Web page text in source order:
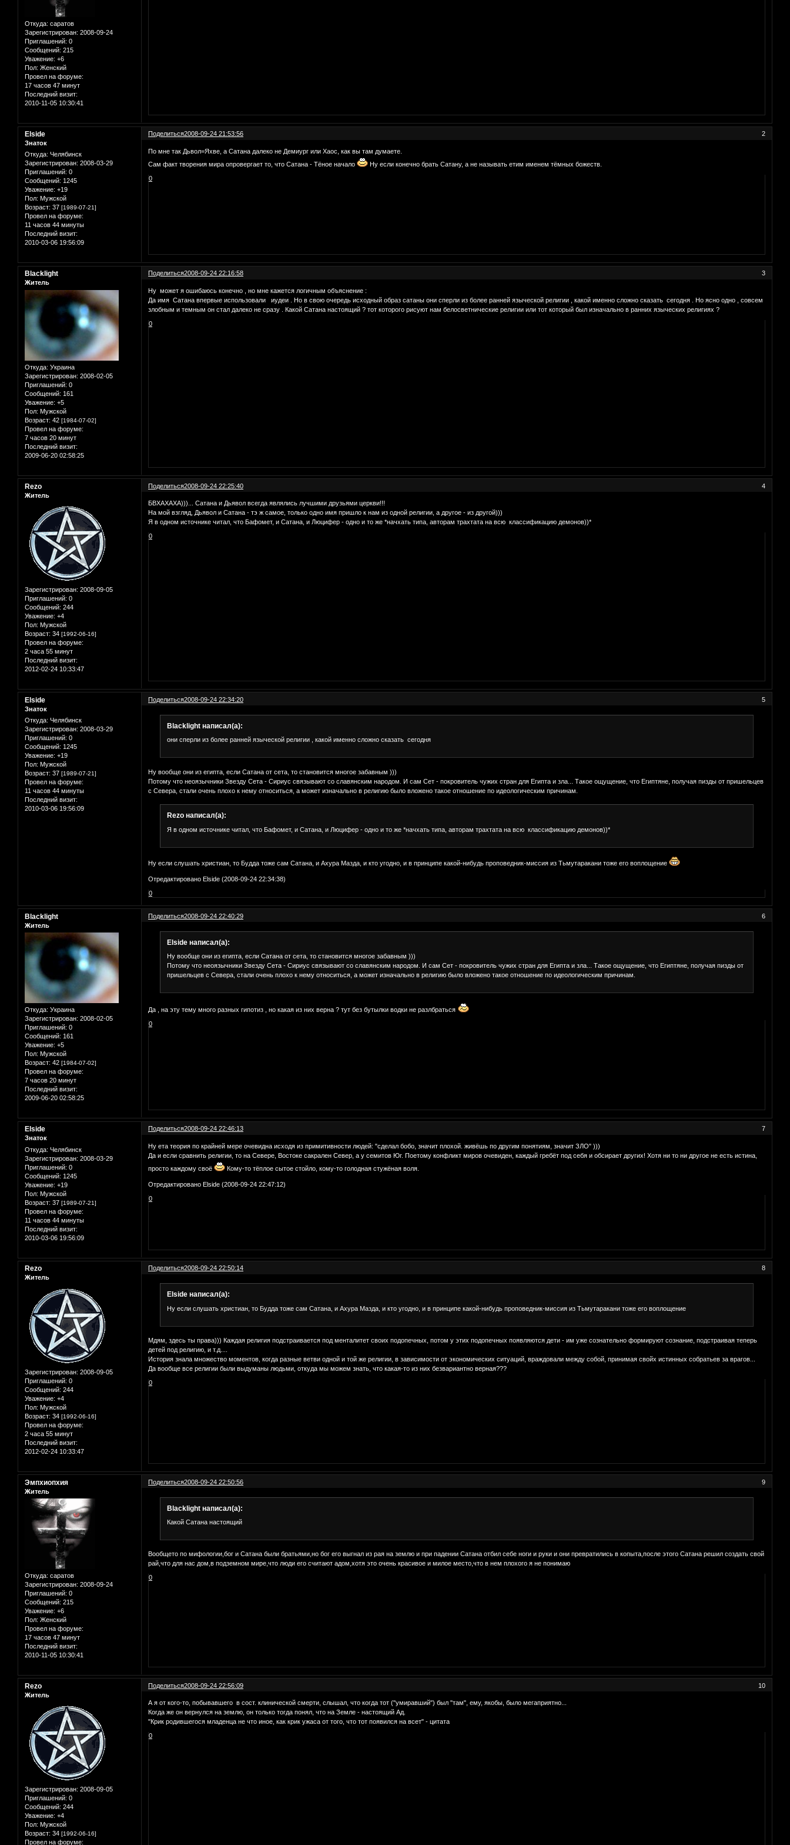
Откуда: саратов
Зарегистрирован: 2008-09-24
Приглашений: 0
Сообщений: 215
Уважение: +6
Пол: Женский
Провел на форуме:
17 часов 47 минут
Последний визит:
2010-11-05 10:30:41
Поделиться 2
2008-09-24 21:53:56
Elside
Знаток
Откуда: Челябинск
Зарегистрирован: 2008-03-29
Приглашений: 0
Сообщений: 1245
Уважение: +19
Пол: Мужской
Возраст: 37 [1989-07-21]
Провел на форуме:
11 часов 44 минуты
Последний визит:
2010-03-06 19:56:09
По мне так Дьвол=Яхве, а Сатана далеко не Демиург или Хаос, как вы там думаете.
Сам факт творения мира опровергает то, что Сатана - Тёное начало
Ну если конечно брать Сатану, а не называть етим именем тёмных божеств.
0
Поделиться 3
2008-09-24 22:16:58
Blacklight
Житель
Откуда: Украина
Зарегистрирован: 2008-02-05
Приглашений: 0
Сообщений: 161
Уважение: +5
Пол: Мужской
Возраст: 42 [1984-07-02]
Провел на форуме:
7 часов 20 минут
Последний визит:
2009-06-20 02:58:25
Ну может я ошибаюсь конечно , но мне кажется логичным объяснение :
Да имя Сатана впервые использовали иудеи . Но в свою очередь исходный образ сатаны они сперли из более ранней языческой религии , какой именно сложно сказать сегодня . Но ясно одно , совсем
злобным и темным он стал далеко не сразу . Какой Сатана настоящий ? тот которого рисуют нам белосветнические религии или тот который был изначально в ранних языческих религиях ?
0
Поделиться 4
2008-09-24 22:25:40
Rezo
Житель
Зарегистрирован: 2008-09-05
Приглашений: 0
Сообщений: 244
Уважение: +4
Пол: Мужской
Возраст: 34 [1992-06-16]
Провел на форуме:
2 часа 55 минут
Последний визит:
2012-02-24 10:33:47
БВХАХАХА)))... Сатана и Дьявол всегда являлись лучшими друзьями церкви!!!
На мой взгляд, Дьявол и Сатана - тэ ж самое, только одно имя пришло к нам из одной религии, а другое - из другой)))
Я в одном источнике читал, что Бафомет, и Сатана, и Люцифер - одно и то же *начхать типа, авторам трахтата на всю классификацию демонов))*
0
Поделиться 5
2008-09-24 22:34:20
Elside
Знаток
Откуда: Челябинск
Зарегистрирован: 2008-03-29
Приглашений: 0
Сообщений: 1245
Уважение: +19
Пол: Мужской
Возраст: 37 [1989-07-21]
Провел на форуме:
11 часов 44 минуты
Последний визит:
2010-03-06 19:56:09
Blacklight написал(а):
они сперли из более ранней языческой религии , какой именно сложно сказать сегодня
Ну вообще они из египта, если Сатана от сета, то становится многое забавным )))
Потому что неоязычники Звезду Сета - Сириус связывают со славянским народом. И сам Сет - покровитель чужих стран для Египта и зла... Такое ощущение, что Египтяне, получая пизды от пришельцев
с Севера, стали очень плохо к нему относиться, а может изначально в религию было вложено такое отношение по идеологическим причинам.
Rezo написал(а):
Я в одном источнике читал, что Бафомет, и Сатана, и Люцифер - одно и то же *начхать типа, авторам трахтата на всю классификацию демонов))*
Ну если слушать христиан, то Будда тоже сам Сатана, и Ахура Мазда, и кто угодно, и в принципе какой-нибудь проповедник-миссия из Тьмутаракани тоже его воплощение
Отредактировано Elside (2008-09-24 22:34:38)
0
Поделиться 6
2008-09-24 22:40:29
Blacklight
Житель
Откуда: Украина
Зарегистрирован: 2008-02-05
Приглашений: 0
Сообщений: 161
Уважение: +5
Пол: Мужской
Возраст: 42 [1984-07-02]
Провел на форуме:
7 часов 20 минут
Последний визит:
2009-06-20 02:58:25
Elside написал(а):
Ну вообще они из египта, если Сатана от сета, то становится многое забавным )))
Потому что неоязычники Звезду Сета - Сириус связывают со славянским народом. И сам Сет - покровитель чужих стран для Египта и зла... Такое ощущение, что Египтяне, получая пизды от
пришельцев с Севера, стали очень плохо к нему относиться, а может изначально в религию было вложено такое отношение по идеологическим причинам.
Да , на эту тему много разных гипотиз , но какая из них верна ? тут без бутылки водки не разлбраться
0
Поделиться 7
2008-09-24 22:46:13
Elside
Знаток
Откуда: Челябинск
Зарегистрирован: 2008-03-29
Приглашений: 0
Сообщений: 1245
Уважение: +19
Пол: Мужской
Возраст: 37 [1989-07-21]
Провел на форуме:
11 часов 44 минуты
Последний визит:
2010-03-06 19:56:09
Ну ета теория по крайней мере очевидна исходя из примитивности людей: "сделал бобо, значит плохой. живёшь по другим понятиям, значит ЗЛО" )))
Да и если сравнить религии, то на Севере, Востоке сакрален Север, а у семитов Юг. Поетому конфликт миров очевиден, каждый гребёт под себя и обсирает других! Хотя ни то ни другое не есть истина,
просто каждому своё
Кому-то тёплое сытое стойло, кому-то голодная стужёная воля.
Отредактировано Elside (2008-09-24 22:47:12)
0
Поделиться 8
2008-09-24 22:50:14
Rezo
Житель
Зарегистрирован: 2008-09-05
Приглашений: 0
Сообщений: 244
Уважение: +4
Пол: Мужской
Возраст: 34 [1992-06-16]
Провел на форуме:
2 часа 55 минут
Последний визит:
2012-02-24 10:33:47
Elside написал(а):
Ну если слушать христиан, то Будда тоже сам Сатана, и Ахура Мазда, и кто угодно, и в принципе какой-нибудь проповедник-миссия из Тьмутаракани тоже его воплощение
Мдям, здесь ты права))) Каждая религия подстраивается под менталитет своих подопечных, потом у этих подопечных появляются дети - им уже сознательно формируют сознание, подстраивая теперь
детей под религию, и т.д....
История знала множество моментов, когда разные ветви одной и той же религии, в зависимости от экономических ситуаций, враждовали между собой, принимая свойх истинных собратьев за врагов...
Да вообще все религии были выдуманы людьми, откуда мы можем знать, что какая-то из них безвариантно верная???
0
Поделиться 9
2008-09-24 22:50:56
Эмпхиопхия
Житель
Откуда: саратов
Зарегистрирован: 2008-09-24
Приглашений: 0
Сообщений: 215
Уважение: +6
Пол: Женский
Провел на форуме:
17 часов 47 минут
Последний визит:
2010-11-05 10:30:41
Blacklight написал(а):
Какой Сатана настоящий
Вообщето по мифологии,бог и Сатана были братьями,но бог его выгнал из рая на землю и при падении Сатана отбил себе ноги и руки и они превратились в копыта,после этого Сатана решил создать свой
рай,что для нас дом,в подземном мире,что люди его считают адом,хотя это очень красивое и милое место,что в нем плохого я не понимаю
0
Поделиться 10
2008-09-24 22:56:09
Rezo
Житель
Зарегистрирован: 2008-09-05
Приглашений: 0
Сообщений: 244
Уважение: +4
Пол: Мужской
Возраст: 34 [1992-06-16]
Провел на форуме:
А я от кого-то, побывавшего в сост. клинической смерти, слышал, что когда тот ("умиравший") был "там", ему, якобы, было мегаприятно...
Когда же он вернулся на землю, он только тогда понял, что на Земле - настоящий Ад.
"Крик родившегося младенца не что иное, как крик ужаса от того, что тот появился на всет" - цитата
0